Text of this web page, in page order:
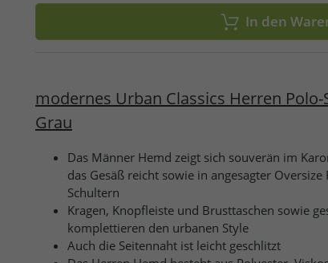
In den
modernes Urban Classics Herren
Grau
Das Männer Hemd zeigt sich souverän im
das Gesäß reicht sowie in angesagter
Schultern
Kragen, Knopfleiste und Brusttaschen sowie
komplettieren den urbanen Style
Auch die Seitennaht ist leicht geschlitzt